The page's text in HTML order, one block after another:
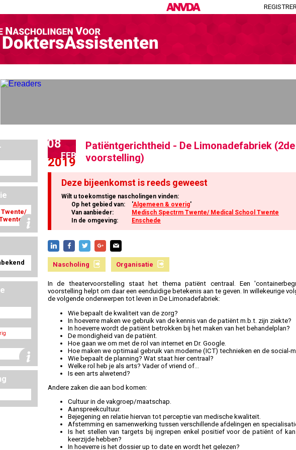
locatie (agenda)
aanvraag (in-company)
08
FEB
2019
Patiëntgerichtheid - De Limonadefabriek (2de
voorstelling)
Deze bijeenkomst is reeds geweest
Wilt u toekomstige nascholingen vinden:
Op het gebied van:
'Algemeen & overig'
Van aanbieder:
Medisch Spectrm Twente/ Medical School Twente
In de omgeving:
Enschede
Nascholing Organisatie
In de theatervoorstelling staat het thema patiënt centraal. Een
voorstelling helpt om daar een eenduidige betekenis aan te geven. In willekeurige
de volgende onderwerpen tot leven in De Limonadefabriek:
Wie bepaalt de kwaliteit van de zorg?
In hoeverre maken we gebruik van de kennis van de patiënt m.b.t. zijn ziekte?
In hoeverre wordt de patiënt betrokken bij het maken van het behandelplan?
De mondigheid van de patiënt.
Hoe gaan we om met de rol van internet en Dr. Google.
Hoe maken we optimaal gebruik van moderne (ICT) technieken en de social-
Wie bepaalt de planning? Wat staat hier centraal?
Welke rol heb je als arts? Vader of vriend of...
Is een arts alwetend?
Andere zaken die aan bod komen:
Cultuur in de vakgroep/maatschap.
Aanspreekcultuur.
Bejegening en relatie hiervan tot perceptie van medische kwaliteit.
Afstemming en samenwerking tussen verschillende afdelingen en
Is het stellen van targets bij ingrepen enkel positief voor de patiënt of
keerzijde hebben?
In hoeverre is het dossier up to date en wordt het gelezen?